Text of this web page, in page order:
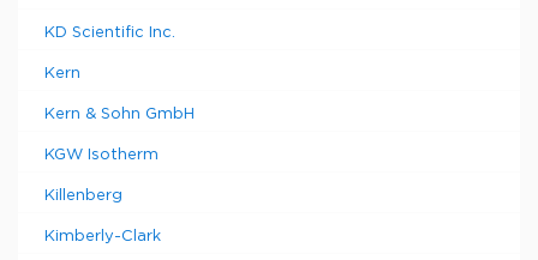
KD Scientific Inc.
Kern
Kern & Sohn GmbH
KGW Isotherm
Killenberg
Kimberly-Clark